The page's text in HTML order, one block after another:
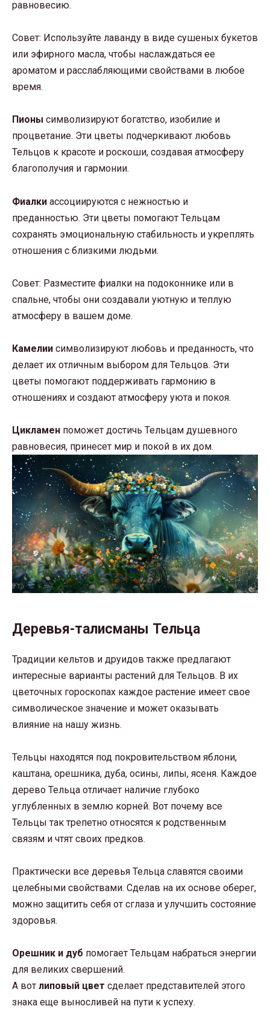
равновесию.
Совет: Используйте лаванду в виде сушеных букетов
или эфирного масла, чтобы наслаждаться ее
ароматом и расслабляющими свойствами в любое
время.
Пионы символизируют богатство, изобилие и
процветание. Эти цветы подчеркивают любовь
Тельцов к красоте и роскоши, создавая атмосферу
благополучия и гармонии.
Фиалки ассоциируются с нежностью и
преданностью. Эти цветы помогают Тельцам
сохранять эмоциональную стабильность и укреплять
отношения с близкими людьми.
Совет: Разместите фиалки на подоконнике или в
спальне, чтобы они создавали уютную и теплую
атмосферу в вашем доме.
Камелии символизируют любовь и преданность, что
делает их отличным выбором для Тельцов. Эти
цветы помогают поддерживать гармонию в
отношениях и создают атмосферу уюта и покоя.
Цикламен поможет достичь Тельцам душевного
равновесия, принесет мир и покой в их дом.
Деревья-талисманы Тельца
Традиции кельтов и друидов также предлагают
интересные варианты растений для Тельцов. В их
цветочных гороскопах каждое растение имеет свое
символическое значение и может оказывать
влияние на нашу жизнь.
Тельцы находятся под покровительством яблони,
каштана, орешника, дуба, осины, липы, ясеня. Каждое
дерево Тельца отличает наличие глубоко
углубленных в землю корней. Вот почему все
Тельцы так трепетно относятся к родственным
связям и чтят своих предков.
Практически все деревья Тельца славятся своими
целебными свойствами. Сделав на их основе оберег,
можно защитить себя от сглаза и улучшить состояние
здоровья.
Орешник и дуб помогает Тельцам набраться энергии
для великих свершений.
А вот липовый цвет сделает представителей этого
знака еще выносливей на пути к успеху.